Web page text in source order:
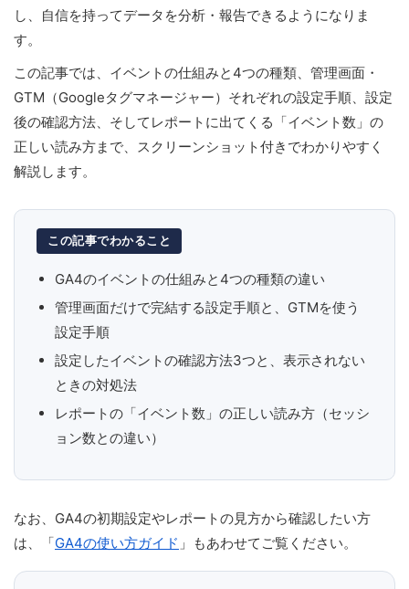
し、自信を持ってデータを分析・報告できるようになりま
す。
この記事では、イベントの仕組みと4つの種類、管理画面・
GTM（Googleタグマネージャー）それぞれの設定手順、設定
後の確認方法、そしてレポートに出てくる「イベント数」の
正しい読み方まで、スクリーンショット付きでわかりやすく
解説します。
この記事でわかること
GA4のイベントの仕組みと4つの種類の違い
管理画面だけで完結する設定手順と、GTMを使う
設定手順
設定したイベントの確認方法3つと、表示されない
ときの対処法
レポートの「イベント数」の正しい読み方（セッシ
ョン数との違い）
なお、GA4の初期設定やレポートの見方から確認したい方
は、「GA4の使い方ガイド 」もあわせてご覧ください。